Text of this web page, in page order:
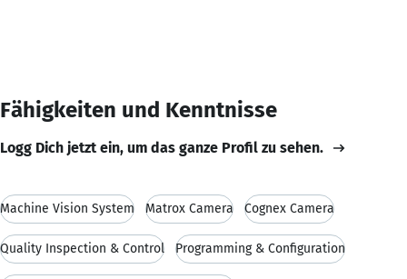
Fähigkeiten und Kenntnisse
Logg Dich jetzt ein, um das ganze Profil zu sehen.
Machine Vision System Matrox Camera Cognex Camera
Quality Inspection & Control Programming & Configuration